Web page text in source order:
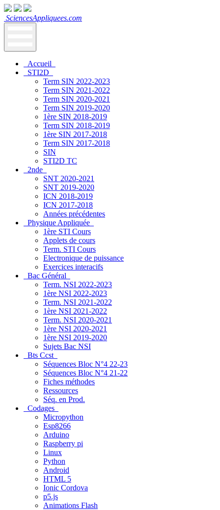
SciencesAppliquees.com
Accueil
STI2D
Term SIN 2022-2023
Term SIN 2021-2022
Term SIN 2020-2021
Term SIN 2019-2020
1ère SIN 2018-2019
Term SIN 2018-2019
1ère SIN 2017-2018
Term SIN 2017-2018
SIN
STI2D TC
2nde
SNT 2020-2021
SNT 2019-2020
ICN 2018-2019
ICN 2017-2018
Années précédentes
Physique Appliquée
1ère STI Cours
Applets de cours
Term. STI Cours
Electronique de puissance
Exercices interacifs
Bac Général
Term. NSI 2022-2023
1ère NSI 2022-2023
Term. NSI 2021-2022
1ère NSI 2021-2022
Term. NSI 2020-2021
1ère NSI 2020-2021
1ère NSI 2019-2020
Sujets Bac NSI
Bts Ccst
Séquences Bloc N°4 22-23
Séquences Bloc N°4 21-22
Fiches méthodes
Ressources
Séq. en Prod.
Codages
Micropython
Esp8266
Arduino
Raspberry pi
Linux
Python
Android
HTML 5
Ionic Cordova
p5.js
Animations Flash